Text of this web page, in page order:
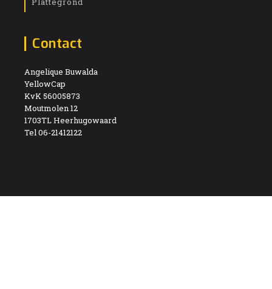
Contact
Angelique Buwalda
YellowCap
KvK 56005873
Moutmolen 12
1703TL Heerhugowaard
Tel 06-21412122